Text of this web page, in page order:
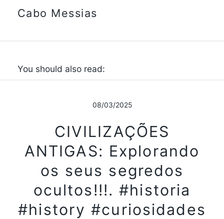
Cabo Messias
You should also read:
08/03/2025
CIVILIZAÇÕES
ANTIGAS: Explorando
os seus segredos
ocultos!!!. #historia
#history #curiosidades